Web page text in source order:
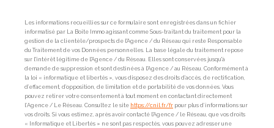
Les informations recueillies sur ce formulaire sont enregistrées dans un fichier
informatisé par La Boite Immo agissant comme Sous-traitant du traitement pour la
gestion de la clientèle/prospects de l'Agence / du Réseau qui reste Responsable
du Traitement de vos Données personnelles. La base légale du traitement repose
sur l'intérêt légitime de l'Agence / du Réseau. Elles sont conservées jusqu'à
demande de suppression et sont destinées à l'Agence / au Réseau. Conformément à
la loi « informatique et libertés », vous disposez des droits d’accès, de rectification,
d’effacement, d’opposition, de limitation et de portabilité de vos données. Vous
pouvez retirer votre consentement à tout moment en contactant directement
l’Agence / Le Réseau. Consultez le site https://cnil.fr/fr pour plus d’informations sur
vos droits. Si vous estimez, après avoir contacté l'Agence / le Réseau, que vos droits
« Informatique et Libertés » ne sont pas respectés, vous pouvez adresser une